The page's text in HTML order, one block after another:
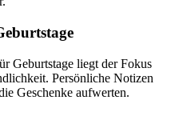
Geburtstage liegt der Fokus
Persönliche Notizen
Geschenke aufwerten.